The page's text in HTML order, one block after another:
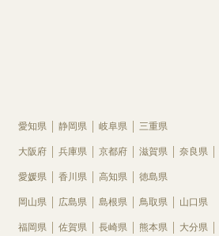
愛知県 静岡県 岐阜県 三重県
大阪府 兵庫県 京都府 滋賀県 奈良県
愛媛県 香川県 高知県 徳島県
岡山県 広島県 島根県 鳥取県 山口県
福岡県 佐賀県 長崎県 熊本県 大分県